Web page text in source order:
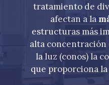
tratamiento de
afectan a la
estructuras más
alta concentración
la luz (conos) la
que proporciona